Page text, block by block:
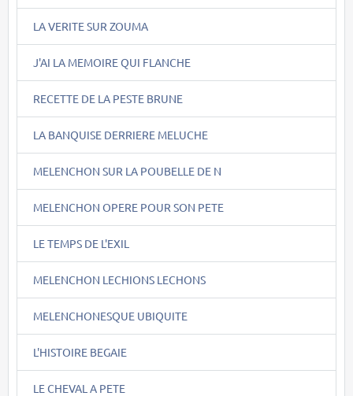
LA VERITE SUR ZOUMA
J'AI LA MEMOIRE QUI FLANCHE
RECETTE DE LA PESTE BRUNE
LA BANQUISE DERRIERE MELUCHE
MELENCHON SUR LA POUBELLE DE N
MELENCHON OPERE POUR SON PETE
LE TEMPS DE L'EXIL
MELENCHON LECHIONS LECHONS
MELENCHONESQUE UBIQUITE
L'HISTOIRE BEGAIE
LE CHEVAL A PETE